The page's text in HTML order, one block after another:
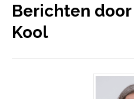
Berichten door
Kool